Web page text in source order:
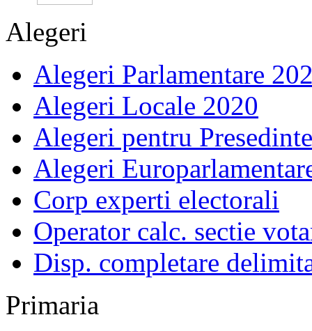
Alegeri
Alegeri Parlamentare
Alegeri Locale 2020
Alegeri pentru
Alegeri
Corp experti electorali
Operator calc. sectie
Disp. completare
Primaria